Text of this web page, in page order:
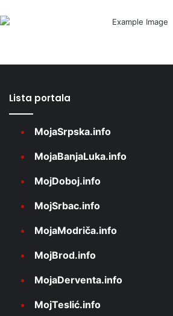
Lista portala
MojaSrpska.info
MojaBanjaLuka.info
MojDoboj.info
MojSrbac.info
MojaModriča.info
MojBrod.info
MojaDerventa.info
MojTeslić.info